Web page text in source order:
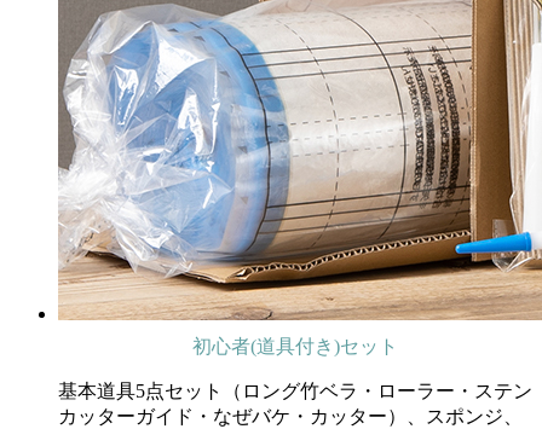
初心者(道具付き)セット
基本道具5点セット（ロング竹ベラ・ローラー・ステン
カッターガイド・なぜバケ・カッター）、スポンジ、